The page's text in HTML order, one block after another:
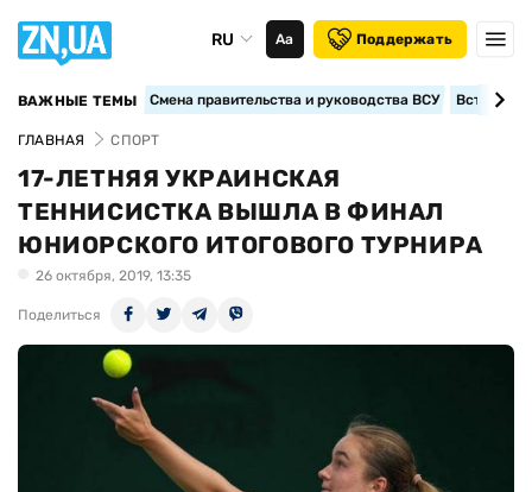
RU Аа Поддержать
ВАЖНЫЕ ТЕМЫ Смена правительства и руководства ВСУ
ГЛАВНАЯ СПОРТ
17-ЛЕТНЯЯ УКРАИНСКАЯ
ТЕННИСИСТКА ВЫШЛА В ФИНАЛ
ЮНИОРСКОГО ИТОГОВОГО ТУРНИРА
26 октября, 2019, 13:35
Поделиться